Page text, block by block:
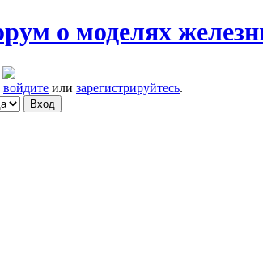
войдите или зарегистрируйтесь.